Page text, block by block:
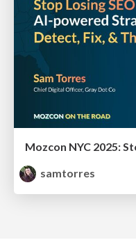
Mozcon NYC 2025:
samtorres